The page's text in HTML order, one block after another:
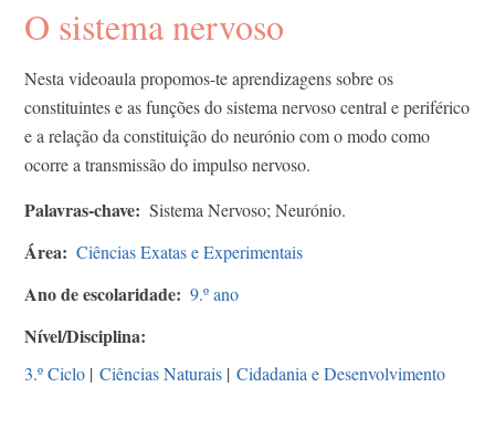
O sistema nervoso
Nesta videoaula propomos-te aprendizagens sobre os
constituintes e as funções do sistema nervoso central e periférico
e a relação da constituição do neurónio com o modo como
ocorre a transmissão do impulso nervoso.
Palavras-chave Sistema Nervoso; Neurónio.
Área Ciências Exatas e Experimentais
Ano de escolaridade 9.º ano
Nível/Disciplina
3.º Ciclo | Ciências Naturais | Cidadania e Desenvolvimento